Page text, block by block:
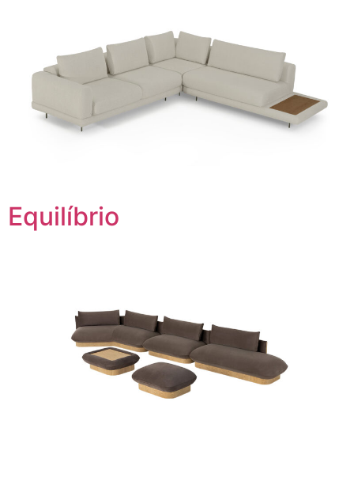
Equilíbrio